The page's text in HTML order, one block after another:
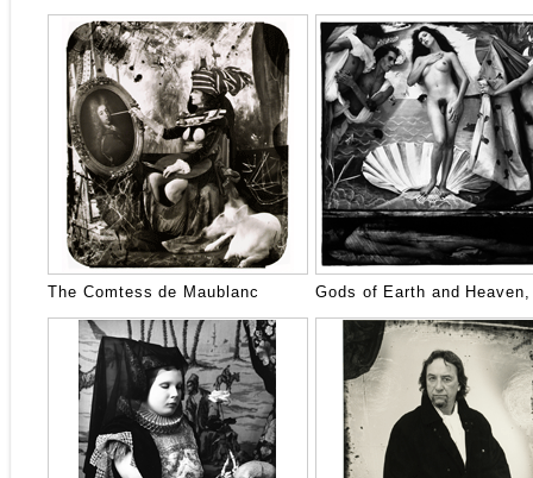
The Comtess de Maublanc